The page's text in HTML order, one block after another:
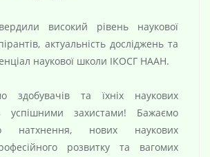
високий рівень наукової
актуальність досліджень та
наукової школи ІКОСГ НААН.
здобувачів та їхніх наукових
успішними захистами! Бажаємо
натхнення, нових наукових
розвитку та вагомих